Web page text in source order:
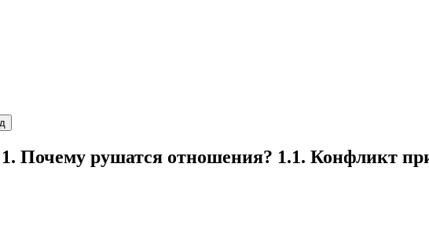
Почему рушатся отношения? 1.1. Конфликт